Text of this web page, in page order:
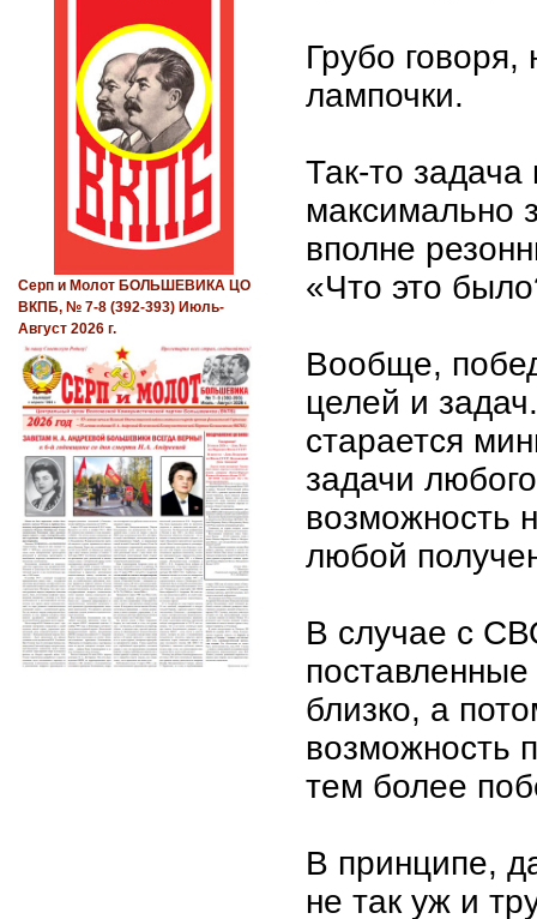
Грубо
лампочки.
Так-то задача
максимально
вполне
«Что это
Вообще,
целей и
старается
задачи
возможность
любой
В случае с
близко, а
возможность
тем более
В принципе,
не так уж и
Серп и Молот БОЛЬШЕВИКА ЦО
ВКПБ, № 7-8 (392-393) Июль-
Август 2026 г.